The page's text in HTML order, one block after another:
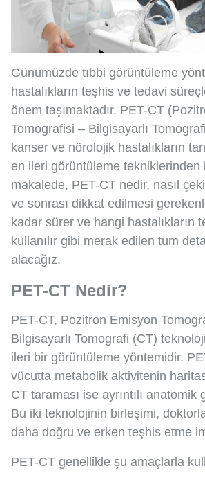
Günümüzde tıbbi görüntüleme
hastalıkların teşhis ve tedavi
önem taşımaktadır. PET-CT
Tomografisi – Bilgisayarlı
kanser ve nörolojik hastalıkların
en ileri görüntüleme tekniklerinden
makalede, PET-CT nedir, nasıl
ve sonrası dikkat edilmesi
kadar sürer ve hangi hastalıkların
kullanılır gibi merak edilen tüm
alacağız.
PET-CT Nedir?
PET-CT, Pozitron Emisyon
Bilgisayarlı Tomografi (CT)
ileri bir görüntüleme yöntemidir.
vücutta metabolik aktivitenin
CT taraması ise ayrıntılı
Bu iki teknolojinin birleşimi,
daha doğru ve erken teşhis etme
PET-CT genellikle şu amaçlarla